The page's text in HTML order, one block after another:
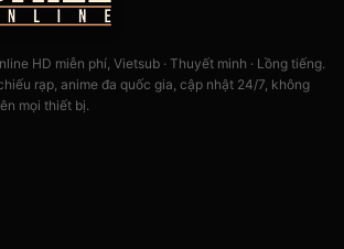
HD miễn phí, Vietsub · Thuyết minh · Lồng tiếng.
rạp, anime đa quốc gia, cập nhật 24/7, không
mọi thiết bị.